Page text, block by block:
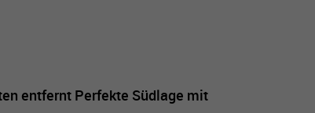
entfernt Perfekte Südlage mit